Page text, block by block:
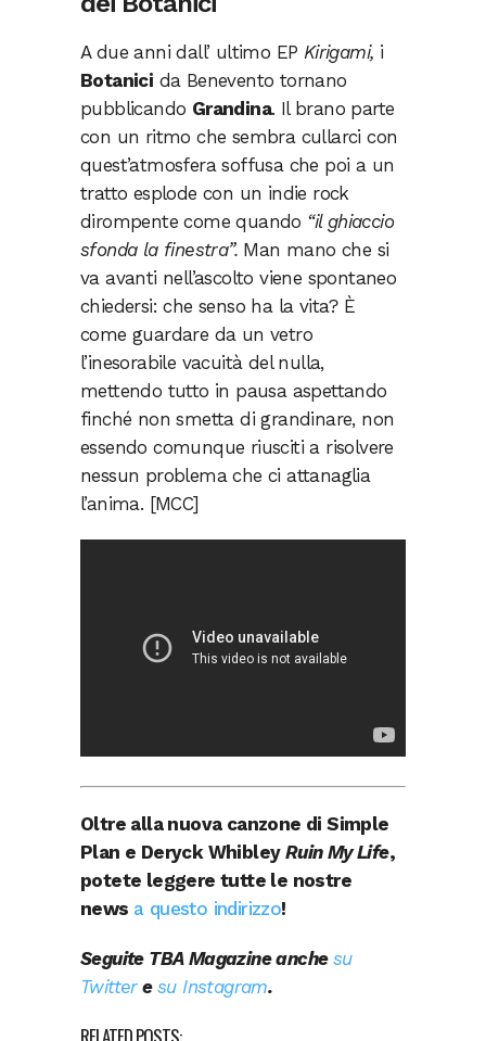
A due anni dall’ ultimo EP Kirigami, i
Botanici da Benevento tornano
pubblicando Grandina. Il brano parte
con un ritmo che sembra cullarci con
quest’atmosfera soffusa che poi a un
tratto esplode con un indie rock
dirompente come quando “il ghiaccio
sfonda la finestra”. Man mano che si
va avanti nell’ascolto viene spontaneo
chiedersi: che senso ha la vita? È
come guardare da un vetro
l’inesorabile vacuità del nulla,
mettendo tutto in pausa aspettando
finché non smetta di grandinare, non
essendo comunque riusciti a risolvere
nessun problema che ci attanaglia
l’anima. [MCC]
Oltre alla nuova canzone di Simple
Plan e Deryck Whibley Ruin My Life,
potete leggere tutte le nostre
news a questo indirizzo!
Seguite TBA Magazine anche su
Twitteresu Instagram.